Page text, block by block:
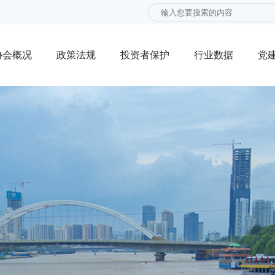
会概况 政策法规 投资者保护 行业数据 党